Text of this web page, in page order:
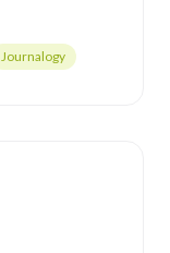
Journalogy